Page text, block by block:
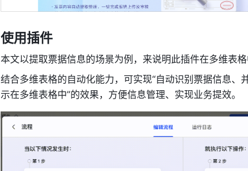
使用插件
本文以提取票据信息的场景为例，来说明此插件在多维表格
结合多维表格的自动化能力，可实现“自动识别票据信息、
示在多维表格中”的效果，方便信息管理、实现业务提效。